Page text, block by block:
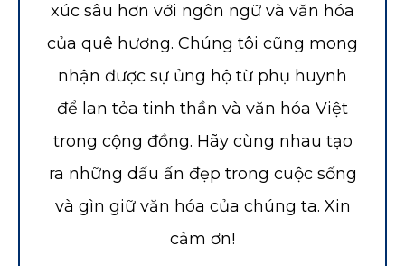
xúc sâu hơn với ngôn ngữ và văn hóa
của quê hương. Chúng tôi cũng mong
nhận được sự ủng hộ từ phụ huynh
để lan tỏa tinh thần và văn hóa Việt
trong cộng đồng. Hãy cùng nhau tạo
ra những dấu ấn đẹp trong cuộc sống
và gìn giữ văn hóa của chúng ta. Xin
cảm ơn!